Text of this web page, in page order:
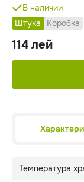
В наличии
Штука
Коробка
114 лей
Температура